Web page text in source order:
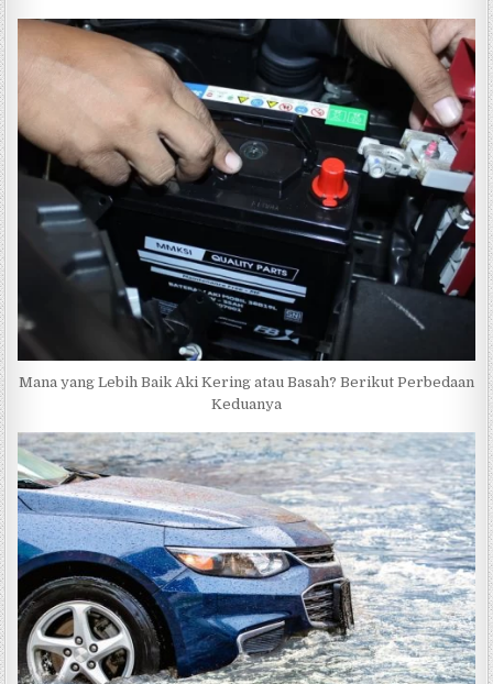
Mana yang Lebih Baik Aki Kering atau Basah? Berikut Perbedaan
Keduanya